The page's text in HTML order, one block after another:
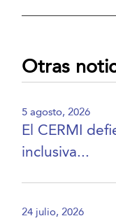
Otras
5 agosto, 2026
El CERMI
inclusiva...
24 julio, 2026